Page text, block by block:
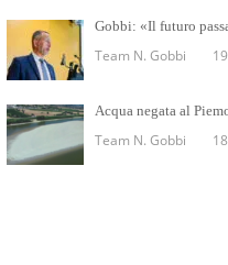
Gobbi: «Il futuro
Team N. Gobbi
Acqua negata al
Team N. Gobbi